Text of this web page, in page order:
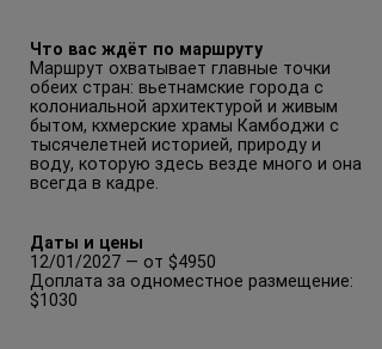
Что вас ждёт по маршруту
Маршрут охватывает главные точки
обеих стран: вьетнамские города с
колониальной архитектурой и живым
бытом, кхмерские храмы Камбоджи с
тысячелетней историей, природу и
воду, которую здесь везде много и она
всегда в кадре.
Даты и цены
12/01/2027 — от $4950
Доплата за одноместное размещение:
$1030